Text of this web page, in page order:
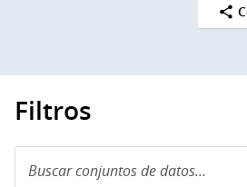
Filtros
conjuntos